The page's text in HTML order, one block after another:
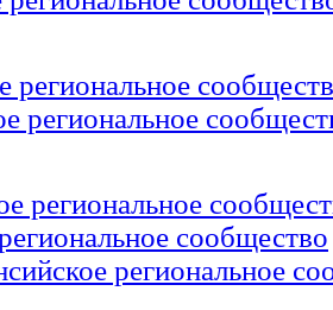
региональное
региональное
региональное
сообщество
региональное